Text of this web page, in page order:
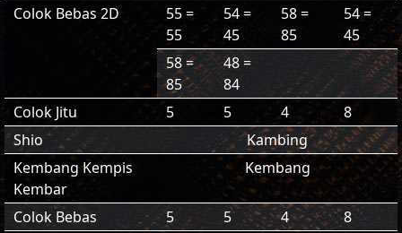
Colok Bebas 2D
55 =
55
54 =
45
58 =
85
54 =
45
58 =
85
48 =
84
Colok Jitu
5 5 4
8
Shio
Kambing
Kembang Kempis
Kembar
Kembang
Colok Bebas 5 5 4
8